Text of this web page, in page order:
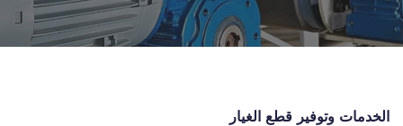
الخدمات وتوفير قطع الغيار